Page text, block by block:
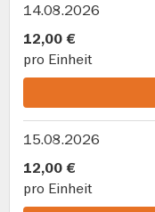
14.08.2026
12,00 €
pro Einheit
15.08.2026
12,00 €
pro Einheit